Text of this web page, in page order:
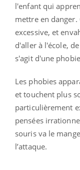
l'enfant qui
mettre en
excessive, et
d'aller à l'école,
s'agit d'une
Les phobies
et touchent plus
particulièrement
pensées
souris va le
l’attaque.